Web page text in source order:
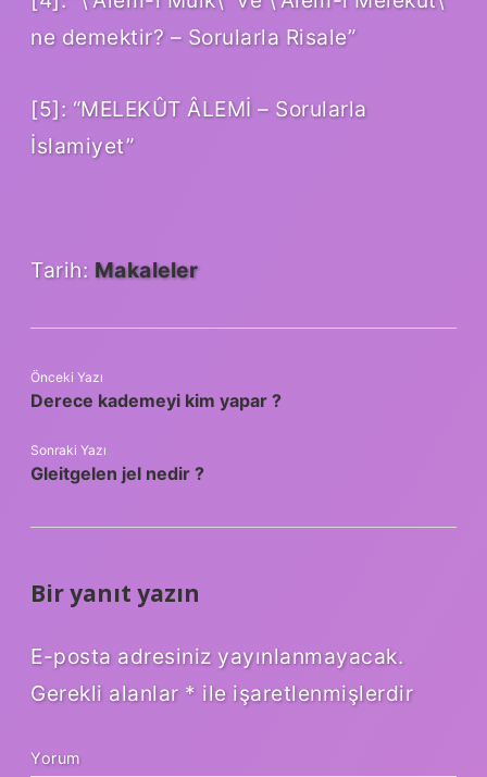
ne demektir? – Sorularla Risale”
[5]: “MELEKÛT ÂLEMİ – Sorularla
İslamiyet”
Tarih: Makaleler
Önceki Yazı
Derece kademeyi kim yapar ?
Sonraki Yazı
Gleitgelen jel nedir ?
Bir yanıt yazın
E-posta adresiniz yayınlanmayacak.
Gerekli alanlar * ile işaretlenmişlerdir
Yorum